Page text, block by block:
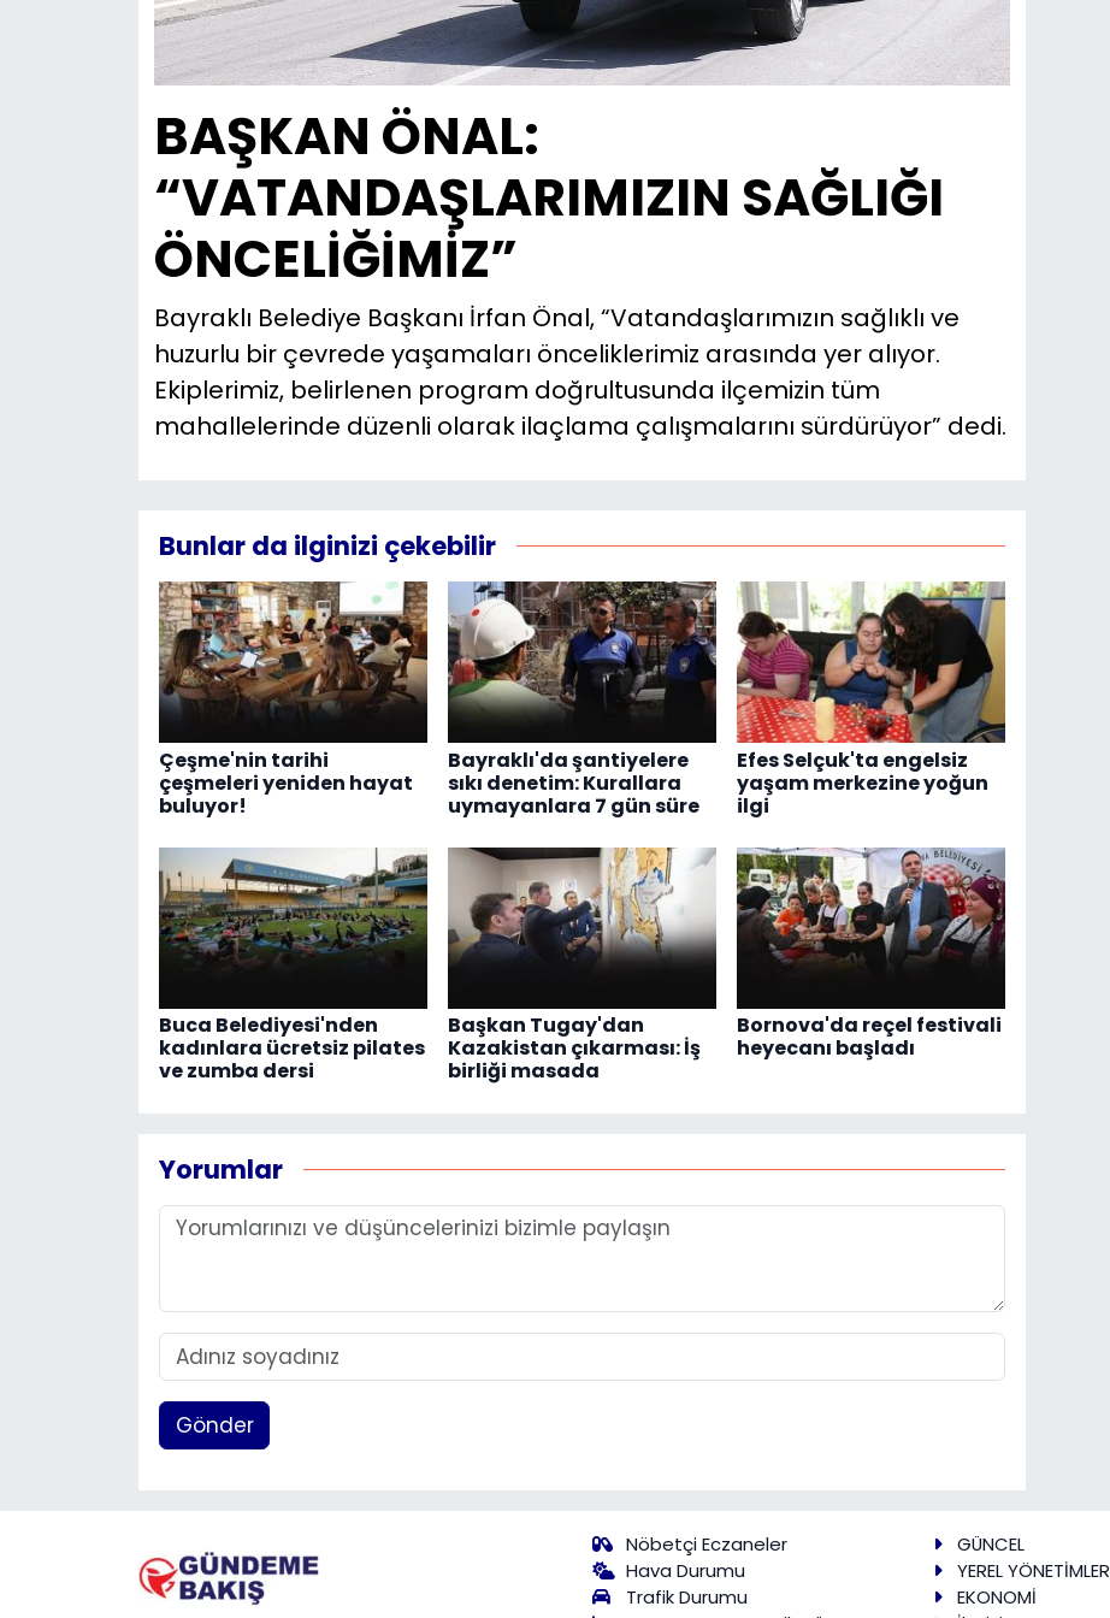
BAŞKAN ÖNAL:
“VATANDAŞLARIMIZIN SAĞLIĞI
ÖNCELİĞİMİZ”
Bayraklı Belediye Başkanı İrfan Önal, “Vatandaşlarımızın sağlıklı ve
huzurlu bir çevrede yaşamaları önceliklerimiz arasında yer alıyor.
Ekiplerimiz, belirlenen program doğrultusunda ilçemizin tüm
mahallelerinde düzenli olarak ilaçlama çalışmalarını sürdürüyor” dedi.
Bunlar da ilginizi çekebilir
Çeşme'nin tarihi
çeşmeleri yeniden hayat
buluyor!
Bayraklı'da şantiyelere
sıkı denetim: Kurallara
uymayanlara 7 gün süre
Efes Selçuk'ta engelsiz
yaşam merkezine yoğun
ilgi
Buca Belediyesi'nden
kadınlara ücretsiz pilates
ve zumba dersi
Başkan Tugay'dan
Kazakistan çıkarması: İş
birliği masada
Bornova'da reçel festivali
heyecanı başladı
Yorumlar
Gönder
Nöbetçi Eczaneler
Hava Durumu
Trafik Durumu
GÜNCEL
YEREL YÖNETİMLER
EKONOMİ